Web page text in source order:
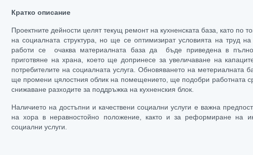
Кратко описание
Проектните дейности целят текущ ремонт на кухненската база, като по
на социалната структура, но ще се оптимизират условията на труд
работи се очаква материалната база да бъде приведена в пълно
приготвяне на храна, което ще допринесе за увеличаване на
потребителите на социалната услуга. Обновяването на
ще промени цялостния облик на помещението, ще подобри работната
снижаване разходите за поддръжка на кухненския блок.
Наличието на достъпни и качествени социални услуги е важна
на хора в неравностойно положение, както и за реформиране на
социални услуги.